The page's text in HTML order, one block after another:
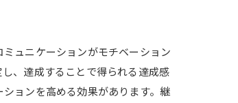
ュニケーションがモチベーション
、達成することで得られる達成感
ョンを高める効果があります。継